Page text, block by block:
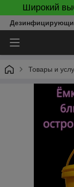
Широкий
Товары и